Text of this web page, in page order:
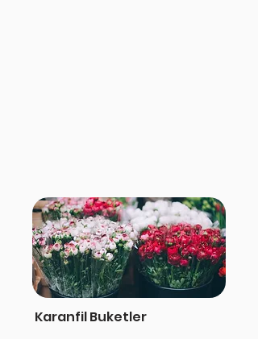
Karanfil Buketler